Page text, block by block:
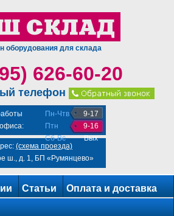
оборудования для склада
626-60-20
телефон
Пн-Чтв
Птн
Сб-Вс
9-17
9-16
Вых
(схема проезда)
ш., д. 1, БП «Румянцево»
Статьи Оплата и доставка